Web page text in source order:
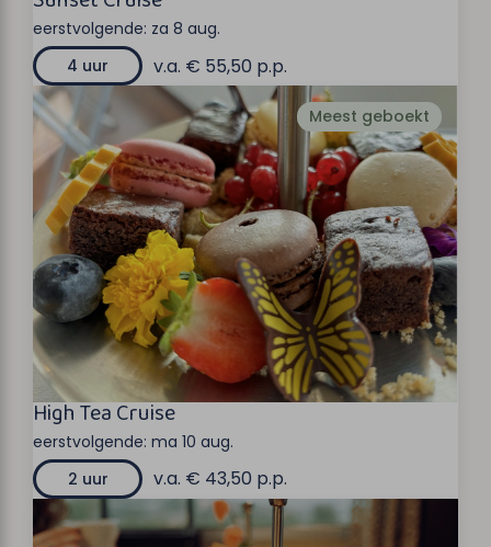
eerstvolgende: za 8 aug.
4 uur
v.a. € 55,50 p.p.
Meest geboekt
High Tea Cruise
eerstvolgende: ma 10 aug.
2 uur
v.a. € 43,50 p.p.